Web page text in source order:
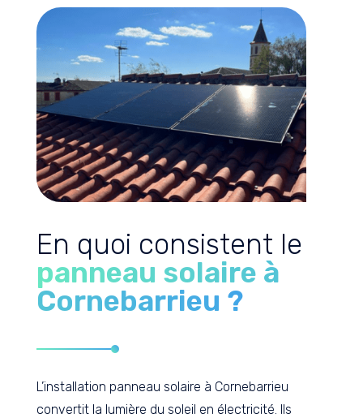
En quoi consistent le
panneau solaire à
Cornebarrieu ?
L’installation panneau solaire à Cornebarrieu
convertit la lumière du soleil en électricité. Ils